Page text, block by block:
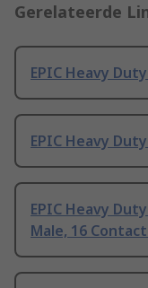
Gerelateerde
EPIC Heavy
EPIC Heavy
EPIC Heavy
Male, 16